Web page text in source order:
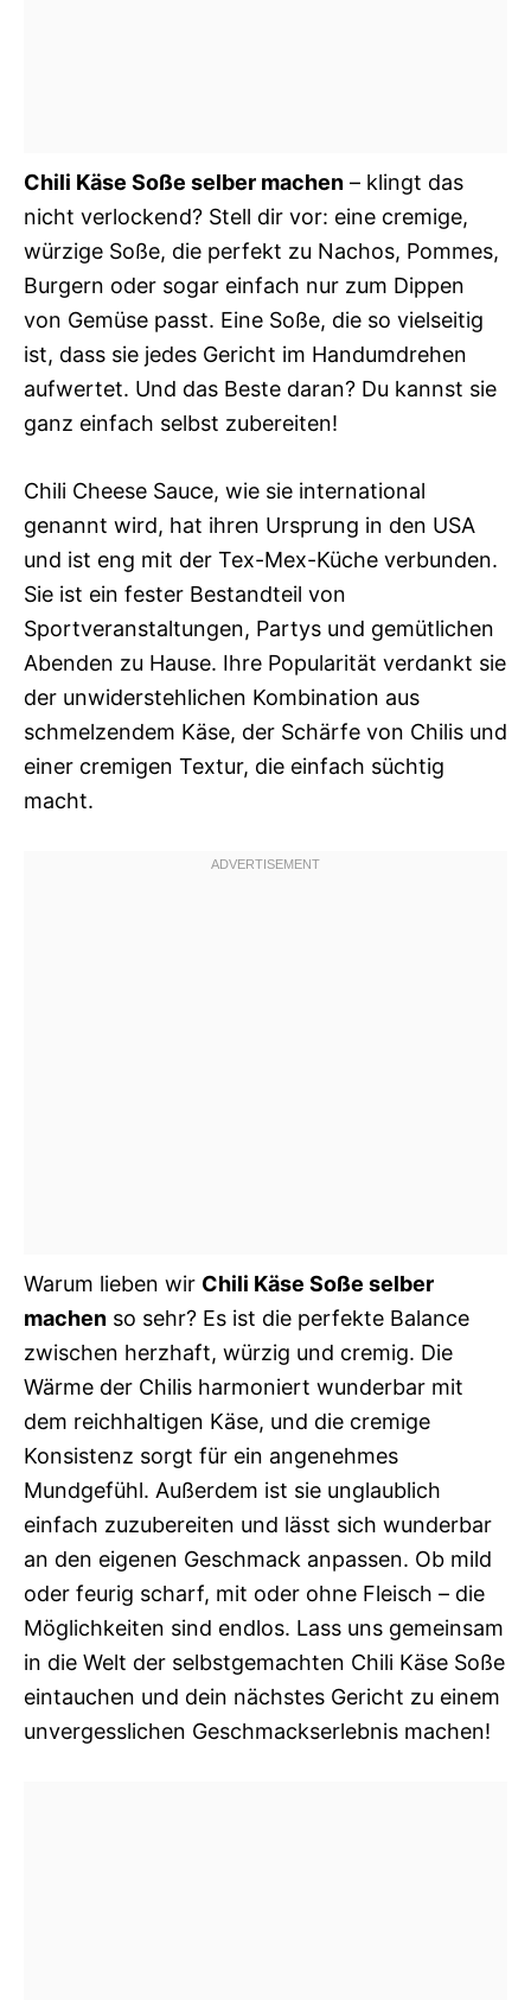
Chili Käse Soße selber machen – klingt das
nicht verlockend? Stell dir vor: eine cremige,
würzige Soße, die perfekt zu Nachos, Pommes,
Burgern oder sogar einfach nur zum Dippen
von Gemüse passt. Eine Soße, die so vielseitig
ist, dass sie jedes Gericht im Handumdrehen
aufwertet. Und das Beste daran? Du kannst sie
ganz einfach selbst zubereiten!
Chili Cheese Sauce, wie sie international
genannt wird, hat ihren Ursprung in den USA
und ist eng mit der Tex-Mex-Küche verbunden.
Sie ist ein fester Bestandteil von
Sportveranstaltungen, Partys und gemütlichen
Abenden zu Hause. Ihre Popularität verdankt sie
der unwiderstehlichen Kombination aus
schmelzendem Käse, der Schärfe von Chilis und
einer cremigen Textur, die einfach süchtig
macht.
Warum lieben wir Chili Käse Soße selber
machen so sehr? Es ist die perfekte Balance
zwischen herzhaft, würzig und cremig. Die
Wärme der Chilis harmoniert wunderbar mit
dem reichhaltigen Käse, und die cremige
Konsistenz sorgt für ein angenehmes
Mundgefühl. Außerdem ist sie unglaublich
einfach zuzubereiten und lässt sich wunderbar
an den eigenen Geschmack anpassen. Ob mild
oder feurig scharf, mit oder ohne Fleisch – die
Möglichkeiten sind endlos. Lass uns gemeinsam
in die Welt der selbstgemachten Chili Käse Soße
eintauchen und dein nächstes Gericht zu einem
unvergesslichen Geschmackserlebnis machen!